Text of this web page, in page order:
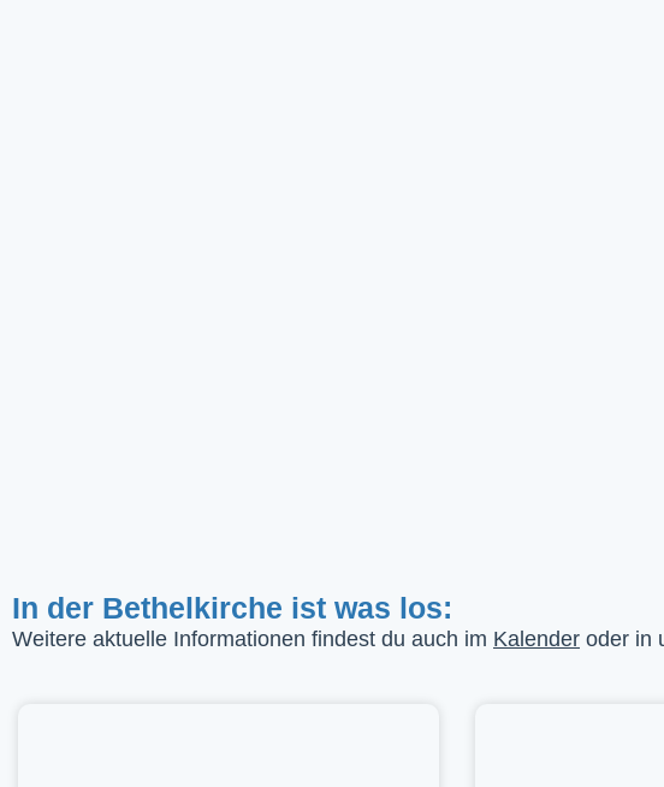
In der Bethelkirche ist was los:
Weitere aktuelle Informationen findest du auch im Kalender oder in